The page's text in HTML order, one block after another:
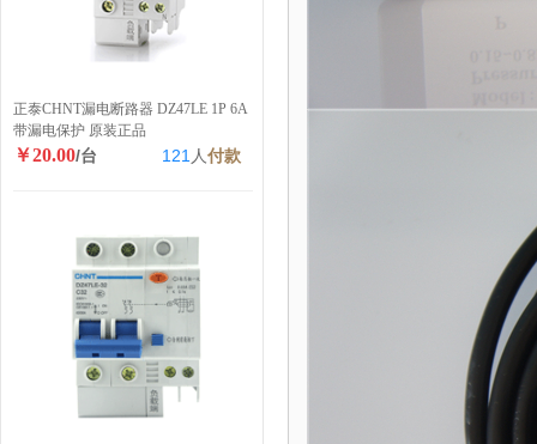
正泰CHNT漏电断路器 DZ47LE 1P 6A
带漏电保护 原装正品
￥20.00/台 121 人付款